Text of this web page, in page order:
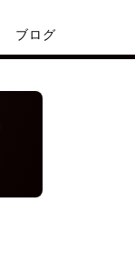
ブログ